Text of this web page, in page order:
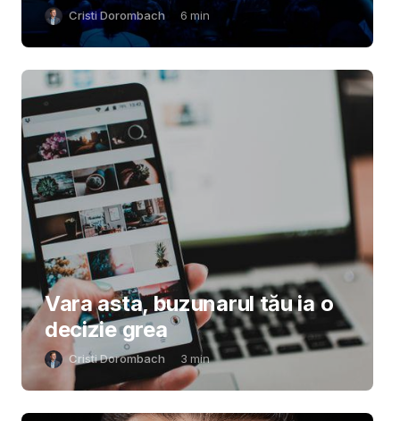
Cristi Dorombach 6 min
Vara asta, buzunarul tău ia o
decizie grea
Cristi Dorombach 3 min